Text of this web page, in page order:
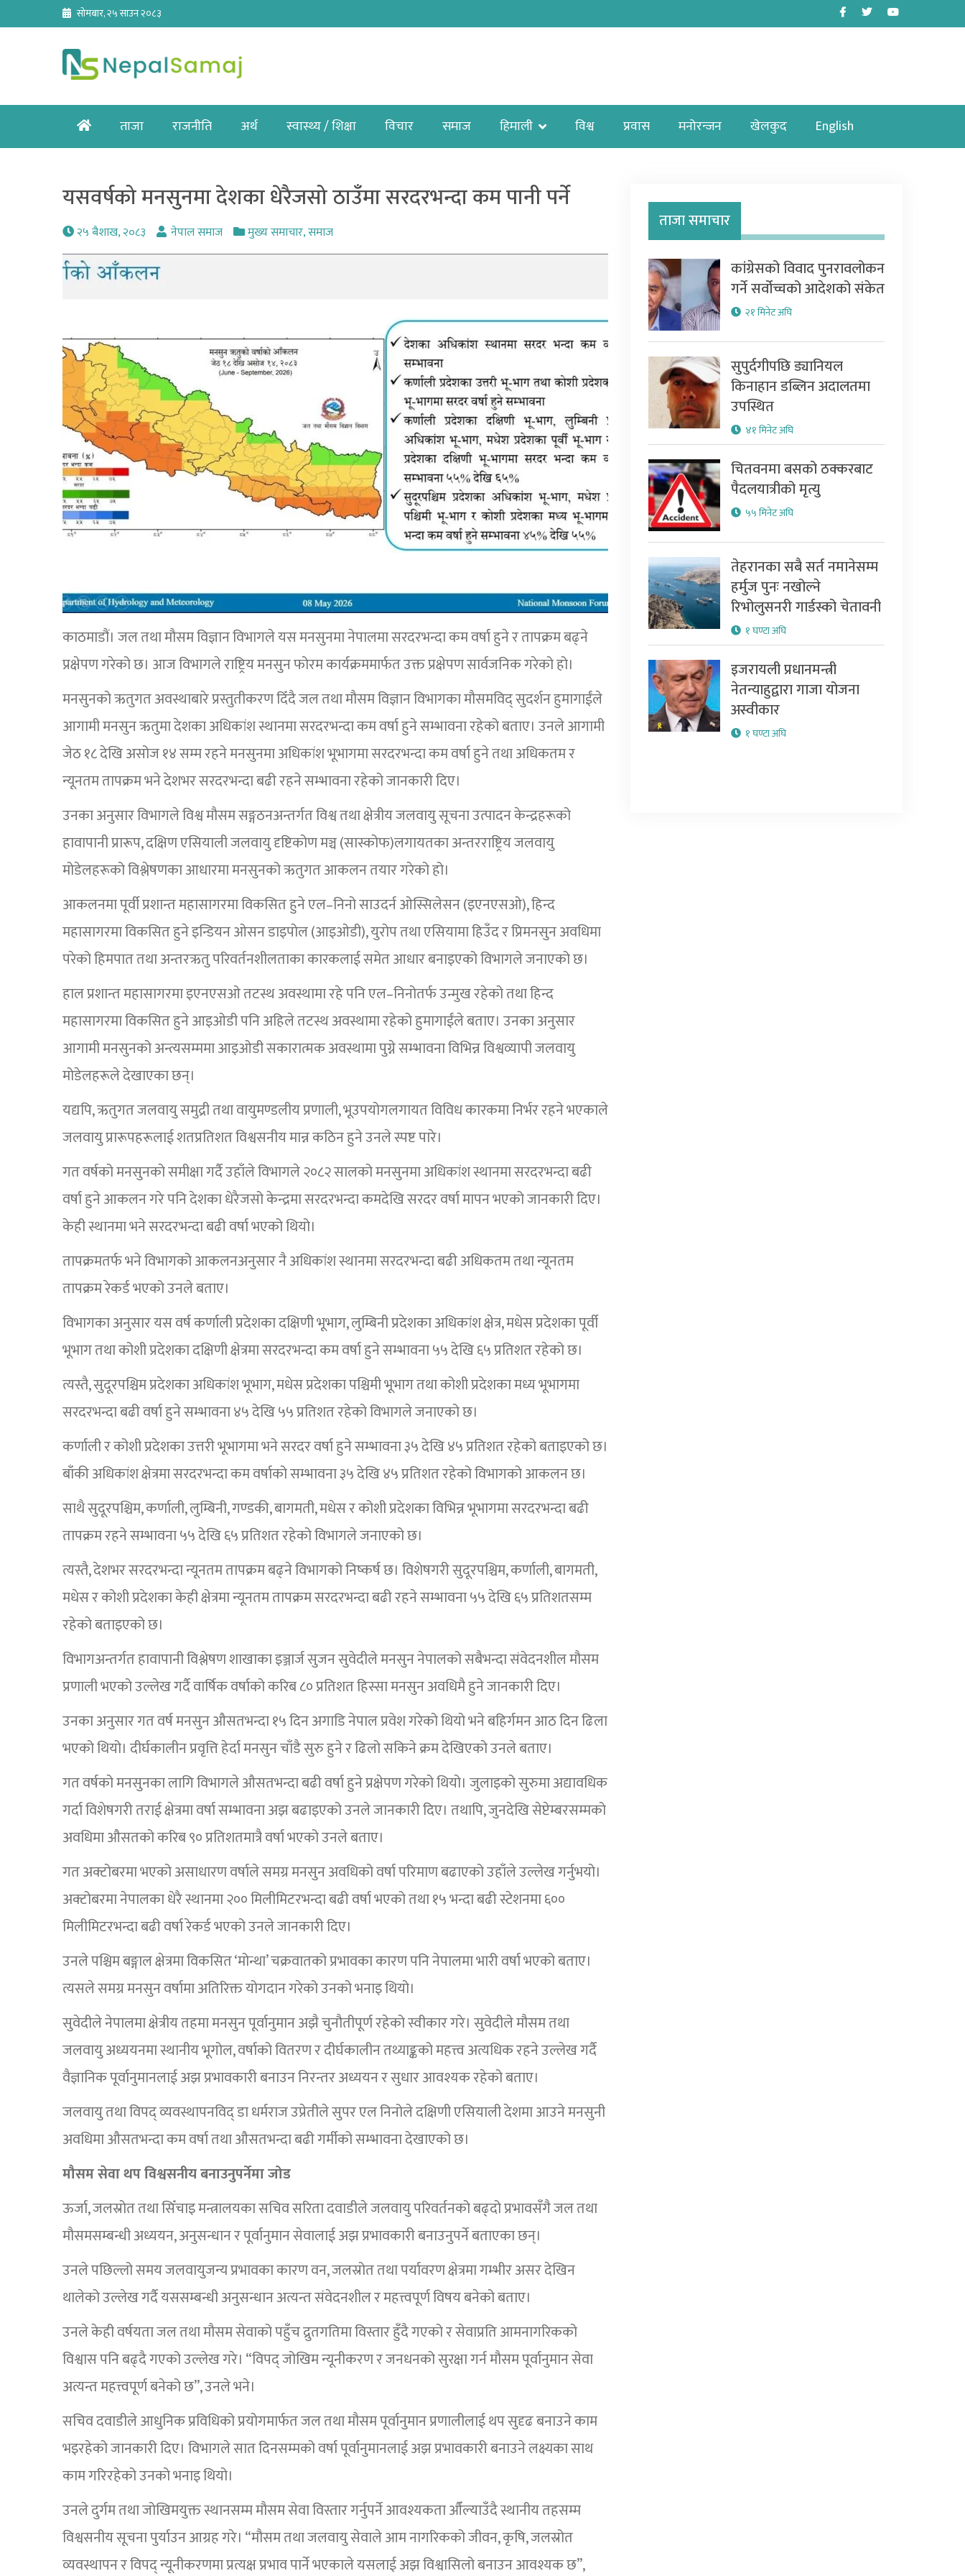
content
सोमबार, २५ साउन २०८३ Facebook
TwitterYoutube
Homeताजा राजनीति अर्थ स्वास्थ्य / शिक्षा विचार समाज हिमाली विश्व प्रवास मनोरन्जन खेलकुद English
यसवर्षको मनसुनमा देशका धेरैजसो ठाउँमा सरदरभन्दा कम पानी पर्ने
२५ बैशाख, २०८३ नेपाल समाज मुख्य समाचार,समाज
काठमाडौं। जल तथा मौसम विज्ञान विभागले यस मनसुनमा नेपालमा सरदरभन्दा कम वर्षा हुने र तापक्रम बढ्ने
प्रक्षेपण गरेको छ। आज विभागले राष्ट्रिय मनसुन फोरम कार्यक्रममार्फत उक्त प्रक्षेपण सार्वजनिक गरेको हो।
मनसुनको ऋतुगत अवस्थाबारे प्रस्तुतीकरण दिँदै जल तथा मौसम विज्ञान विभागका मौसमविद् सुदर्शन हुमागाईंले
आगामी मनसुन ऋतुमा देशका अधिकांश स्थानमा सरदरभन्दा कम वर्षा हुने सम्भावना रहेको बताए। उनले आगामी
जेठ १८ देखि असोज १४ सम्म रहने मनसुनमा अधिकांश भूभागमा सरदरभन्दा कम वर्षा हुने तथा अधिकतम र
न्यूनतम तापक्रम भने देशभर सरदरभन्दा बढी रहने सम्भावना रहेको जानकारी दिए।
उनका अनुसार विभागले विश्व मौसम सङ्गठनअन्तर्गत विश्व तथा क्षेत्रीय जलवायु सूचना उत्पादन केन्द्रहरूको
हावापानी प्रारूप, दक्षिण एसियाली जलवायु दृष्टिकोण मञ्च (सास्कोफ)लगायतका अन्तरराष्ट्रिय जलवायु
मोडेलहरूको विश्लेषणका आधारमा मनसुनको ऋतुगत आकलन तयार गरेको हो।
आकलनमा पूर्वी प्रशान्त महासागरमा विकसित हुने एल–निनो साउदर्न ओस्सिलेसन (इएनएसओ), हिन्द
महासागरमा विकसित हुने इन्डियन ओसन डाइपोल (आइओडी), युरोप तथा एसियामा हिउँद र प्रिमनसुन अवधिमा
परेको हिमपात तथा अन्तरऋतु परिवर्तनशीलताका कारकलाई समेत आधार बनाइएको विभागले जनाएको छ।
हाल प्रशान्त महासागरमा इएनएसओ तटस्थ अवस्थामा रहे पनि एल–निनोतर्फ उन्मुख रहेको तथा हिन्द
महासागरमा विकसित हुने आइओडी पनि अहिले तटस्थ अवस्थामा रहेको हुमागाईंले बताए। उनका अनुसार
आगामी मनसुनको अन्त्यसम्ममा आइओडी सकारात्मक अवस्थामा पुग्ने सम्भावना विभिन्न विश्वव्यापी जलवायु
मोडेलहरूले देखाएका छन्।
यद्यपि, ऋतुगत जलवायु समुद्री तथा वायुमण्डलीय प्रणाली, भूउपयोगलगायत विविध कारकमा निर्भर रहने भएकाले
जलवायु प्रारूपहरूलाई शतप्रतिशत विश्वसनीय मान्न कठिन हुने उनले स्पष्ट पारे।
गत वर्षको मनसुनको समीक्षा गर्दै उहाँले विभागले २०८२ सालको मनसुनमा अधिकांश स्थानमा सरदरभन्दा बढी
वर्षा हुने आकलन गरे पनि देशका धेरैजसो केन्द्रमा सरदरभन्दा कमदेखि सरदर वर्षा मापन भएको जानकारी दिए।
केही स्थानमा भने सरदरभन्दा बढी वर्षा भएको थियो।
तापक्रमतर्फ भने विभागको आकलनअनुसार नै अधिकांश स्थानमा सरदरभन्दा बढी अधिकतम तथा न्यूनतम
तापक्रम रेकर्ड भएको उनले बताए।
विभागका अनुसार यस वर्ष कर्णाली प्रदेशका दक्षिणी भूभाग, लुम्बिनी प्रदेशका अधिकांश क्षेत्र, मधेस प्रदेशका पूर्वी
भूभाग तथा कोशी प्रदेशका दक्षिणी क्षेत्रमा सरदरभन्दा कम वर्षा हुने सम्भावना ५५ देखि ६५ प्रतिशत रहेको छ।
त्यस्तै, सुदूरपश्चिम प्रदेशका अधिकांश भूभाग, मधेस प्रदेशका पश्चिमी भूभाग तथा कोशी प्रदेशका मध्य भूभागमा
सरदरभन्दा बढी वर्षा हुने सम्भावना ४५ देखि ५५ प्रतिशत रहेको विभागले जनाएको छ।
कर्णाली र कोशी प्रदेशका उत्तरी भूभागमा भने सरदर वर्षा हुने सम्भावना ३५ देखि ४५ प्रतिशत रहेको बताइएको छ।
बाँकी अधिकांश क्षेत्रमा सरदरभन्दा कम वर्षाको सम्भावना ३५ देखि ४५ प्रतिशत रहेको विभागको आकलन छ।
साथै सुदूरपश्चिम, कर्णाली, लुम्बिनी, गण्डकी, बागमती, मधेस र कोशी प्रदेशका विभिन्न भूभागमा सरदरभन्दा बढी
तापक्रम रहने सम्भावना ५५ देखि ६५ प्रतिशत रहेको विभागले जनाएको छ।
त्यस्तै, देशभर सरदरभन्दा न्यूनतम तापक्रम बढ्ने विभागको निष्कर्ष छ। विशेषगरी सुदूरपश्चिम, कर्णाली, बागमती,
मधेस र कोशी प्रदेशका केही क्षेत्रमा न्यूनतम तापक्रम सरदरभन्दा बढी रहने सम्भावना ५५ देखि ६५ प्रतिशतसम्म
रहेको बताइएको छ।
विभागअन्तर्गत हावापानी विश्लेषण शाखाका इञ्जार्ज सुजन सुवेदीले मनसुन नेपालको सबैभन्दा संवेदनशील मौसम
प्रणाली भएको उल्लेख गर्दै वार्षिक वर्षाको करिब ८० प्रतिशत हिस्सा मनसुन अवधिमै हुने जानकारी दिए।
उनका अनुसार गत वर्ष मनसुन औसतभन्दा १५ दिन अगाडि नेपाल प्रवेश गरेको थियो भने बहिर्गमन आठ दिन ढिला
भएको थियो। दीर्घकालीन प्रवृत्ति हेर्दा मनसुन चाँडै सुरु हुने र ढिलो सकिने क्रम देखिएको उनले बताए।
गत वर्षको मनसुनका लागि विभागले औसतभन्दा बढी वर्षा हुने प्रक्षेपण गरेको थियो। जुलाइको सुरुमा अद्यावधिक
गर्दा विशेषगरी तराई क्षेत्रमा वर्षा सम्भावना अझ बढाइएको उनले जानकारी दिए। तथापि, जुनदेखि सेप्टेम्बरसम्मको
अवधिमा औसतको करिब ९० प्रतिशतमात्रै वर्षा भएको उनले बताए।
गत अक्टोबरमा भएको असाधारण वर्षाले समग्र मनसुन अवधिको वर्षा परिमाण बढाएको उहाँले उल्लेख गर्नुभयो।
अक्टोबरमा नेपालका धेरै स्थानमा २०० मिलीमिटरभन्दा बढी वर्षा भएको तथा १५ भन्दा बढी स्टेशनमा ६००
मिलीमिटरभन्दा बढी वर्षा रेकर्ड भएको उनले जानकारी दिए।
उनले पश्चिम बङ्गाल क्षेत्रमा विकसित ‘मोन्था’ चक्रवातको प्रभावका कारण पनि नेपालमा भारी वर्षा भएको बताए।
त्यसले समग्र मनसुन वर्षामा अतिरिक्त योगदान गरेको उनको भनाइ थियो।
सुवेदीले नेपालमा क्षेत्रीय तहमा मनसुन पूर्वानुमान अझै चुनौतीपूर्ण रहेको स्वीकार गरे। सुवेदीले मौसम तथा
जलवायु अध्ययनमा स्थानीय भूगोल, वर्षाको वितरण र दीर्घकालीन तथ्याङ्कको महत्त्व अत्यधिक रहने उल्लेख गर्दै
वैज्ञानिक पूर्वानुमानलाई अझ प्रभावकारी बनाउन निरन्तर अध्ययन र सुधार आवश्यक रहेको बताए।
जलवायु तथा विपद् व्यवस्थापनविद् डा धर्मराज उप्रेतीले सुपर एल निनोले दक्षिणी एसियाली देशमा आउने मनसुनी
अवधिमा औसतभन्दा कम वर्षा तथा औसतभन्दा बढी गर्मीको सम्भावना देखाएको छ।
मौसम सेवा थप विश्वसनीय बनाउनुपर्नेमा जोड
ऊर्जा, जलस्रोत तथा सिँचाइ मन्त्रालयका सचिव सरिता दवाडीले जलवायु परिवर्तनको बढ्दो प्रभावसँगै जल तथा
मौसमसम्बन्धी अध्ययन, अनुसन्धान र पूर्वानुमान सेवालाई अझ प्रभावकारी बनाउनुपर्ने बताएका छन्।
उनले पछिल्लो समय जलवायुजन्य प्रभावका कारण वन, जलस्रोत तथा पर्यावरण क्षेत्रमा गम्भीर असर देखिन
थालेको उल्लेख गर्दै यससम्बन्धी अनुसन्धान अत्यन्त संवेदनशील र महत्त्वपूर्ण विषय बनेको बताए।
उनले केही वर्षयता जल तथा मौसम सेवाको पहुँच द्रुतगतिमा विस्तार हुँदै गएको र सेवाप्रति आमनागरिकको
विश्वास पनि बढ्दै गएको उल्लेख गरे। “विपद् जोखिम न्यूनीकरण र जनधनको सुरक्षा गर्न मौसम पूर्वानुमान सेवा
अत्यन्त महत्त्वपूर्ण बनेको छ”, उनले भने।
सचिव दवाडीले आधुनिक प्रविधिको प्रयोगमार्फत जल तथा मौसम पूर्वानुमान प्रणालीलाई थप सुदृढ बनाउने काम
भइरहेको जानकारी दिए। विभागले सात दिनसम्मको वर्षा पूर्वानुमानलाई अझ प्रभावकारी बनाउने लक्ष्यका साथ
काम गरिरहेको उनको भनाइ थियो।
उनले दुर्गम तथा जोखिमयुक्त स्थानसम्म मौसम सेवा विस्तार गर्नुपर्ने आवश्यकता औँल्याउँदै स्थानीय तहसम्म
विश्वसनीय सूचना पुर्याउन आग्रह गरे। “मौसम तथा जलवायु सेवाले आम नागरिकको जीवन, कृषि, जलस्रोत
व्यवस्थापन र विपद् न्यूनीकरणमा प्रत्यक्ष प्रभाव पार्ने भएकाले यसलाई अझ विश्वासिलो बनाउन आवश्यक छ”,
ताजा समाचार
कांग्रेसको विवाद पुनरावलोकन
गर्ने सर्वोच्चको आदेशको संकेत
२१ मिनेट अघि
सुपुर्दगीपछि ड्यानियल
किनाहान डब्लिन अदालतमा
उपस्थित
४१ मिनेट अघि
चितवनमा बसको ठक्करबाट
पैदलयात्रीको मृत्यु
५५ मिनेट अघि
तेहरानका सबै सर्त नमानेसम्म
हर्मुज पुनः नखोल्ने
रिभोलुसनरी गार्डस्को चेतावनी
१ घण्टा अघि
इजरायली प्रधानमन्त्री
नेतन्याहुद्वारा गाजा योजना
अस्वीकार
१ घण्टा अघि